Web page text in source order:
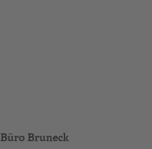
Büro Bruneck